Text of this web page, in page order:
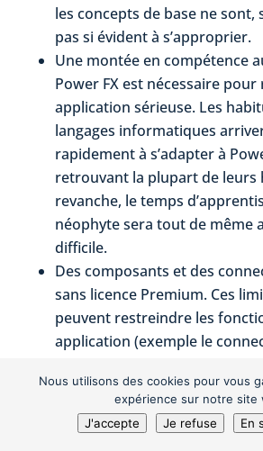
les concepts de base ne sont,
pas si évident à s’approprier.
Une montée en compétence
Power FX est nécessaire
application sérieuse. Les
langages informatiques
rapidement à s’adapter à
retrouvant la plupart de leurs
revanche, le temps
néophyte sera tout de même
difficile.
Des composants et des
sans licence Premium. Ces
peuvent restreindre les
application (exemple le
Power Automate) mais aussi
performances (pas de
Dataverse ou tiers, il faudra
Nous utilisons des cookies pour vous
expérience sur notre site
J'accepte
Je refuse En